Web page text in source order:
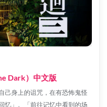
Dark）中文版
己身上的诅咒，在有恐怖鬼怪
忆」。「前往记忆中看到的场